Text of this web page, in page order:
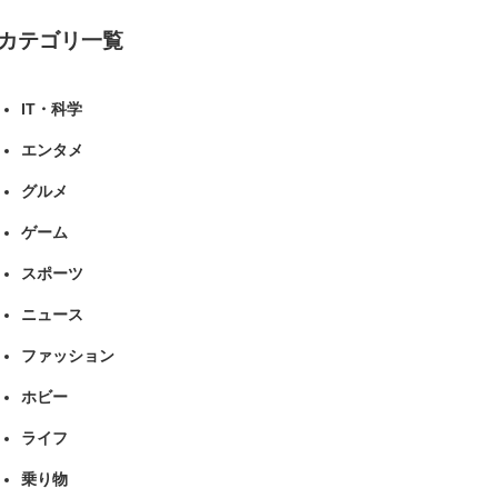
カテゴリ一覧
IT・科学
エンタメ
グルメ
ゲーム
スポーツ
ニュース
ファッション
ホビー
ライフ
乗り物